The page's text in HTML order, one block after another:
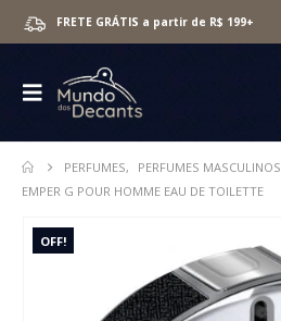
FRETE GRÁTIS a partir de R$ 199+
PERFUMES,
PERFUMES MASCULINOS
EMPER G POUR HOMME EAU DE TOILETTE
OFF!